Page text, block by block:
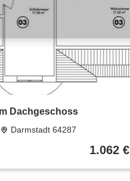
Dachgeschoss
Darmstadt 64287
1.062 €